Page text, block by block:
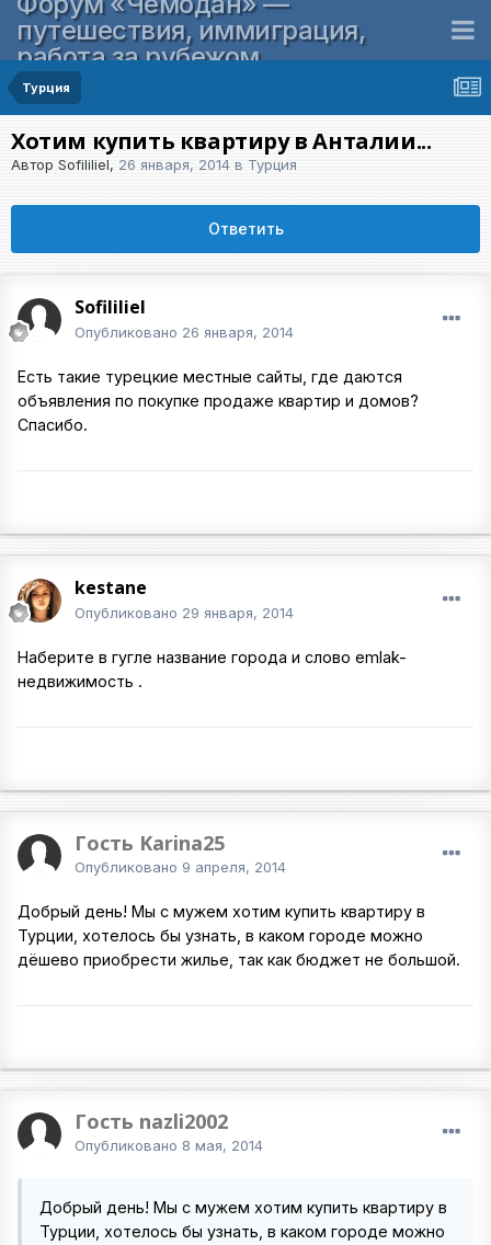
путешествия, иммиграция,
работа за рубежом
Турция
Хотим купить квартиру в Анталии...
Автор Sofililiel, 26 января, 2014 в Турция
Ответить
Sofililiel
Опубликовано 26 января, 2014
Есть такие турецкие местные сайты, где даются
объявления по покупке продаже квартир и домов?
Спасибо.
kestane
Опубликовано 29 января, 2014
Наберите в гугле название города и слово emlak-
недвижимость .
Гость Karina25
Опубликовано 9 апреля, 2014
Добрый день! Мы с мужем хотим купить квартиру в
Турции, хотелось бы узнать, в каком городе можно
дёшево приобрести жилье, так как бюджет не большой.
Гость nazli2002
Опубликовано 8 мая, 2014
Добрый день! Мы с мужем хотим купить квартиру в
Турции, хотелось бы узнать, в каком городе можно